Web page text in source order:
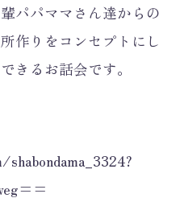
パパママさん達からの
作りをコンセプトにし
きるお話会です。